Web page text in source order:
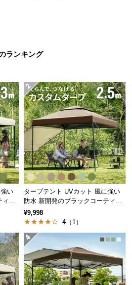
、求めてはいけないとおもうが少し
つれていく。
2023/08/19
かったのでとても気に入りました。
ランキング
い
ィン
タープテント UVカット 風に強い
防水 新開発のブラックコーティン
グタイプも 2.5m
¥9,998
4（1）